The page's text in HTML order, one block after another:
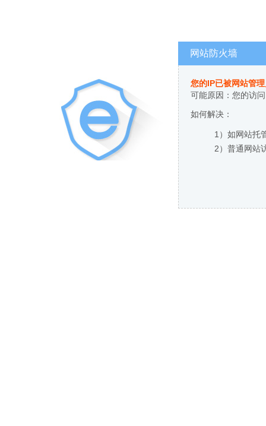
网站防火墙
您的IP已被网站管
可能原因：您的访
如何解决：
1）如网站托
2）普通网站